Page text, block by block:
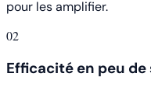
pour les amplifier.
02
Efficacité en peu de